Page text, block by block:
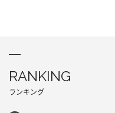
RANKING
ランキング